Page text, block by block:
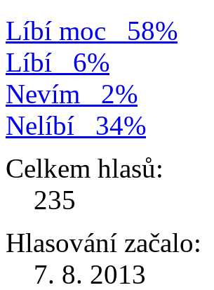
Líbí moc
58%
Líbí
6%
Nevím
2%
Nelíbí
34%
Celkem hlasů:
235
Hlasování začalo:
7. 8. 2013